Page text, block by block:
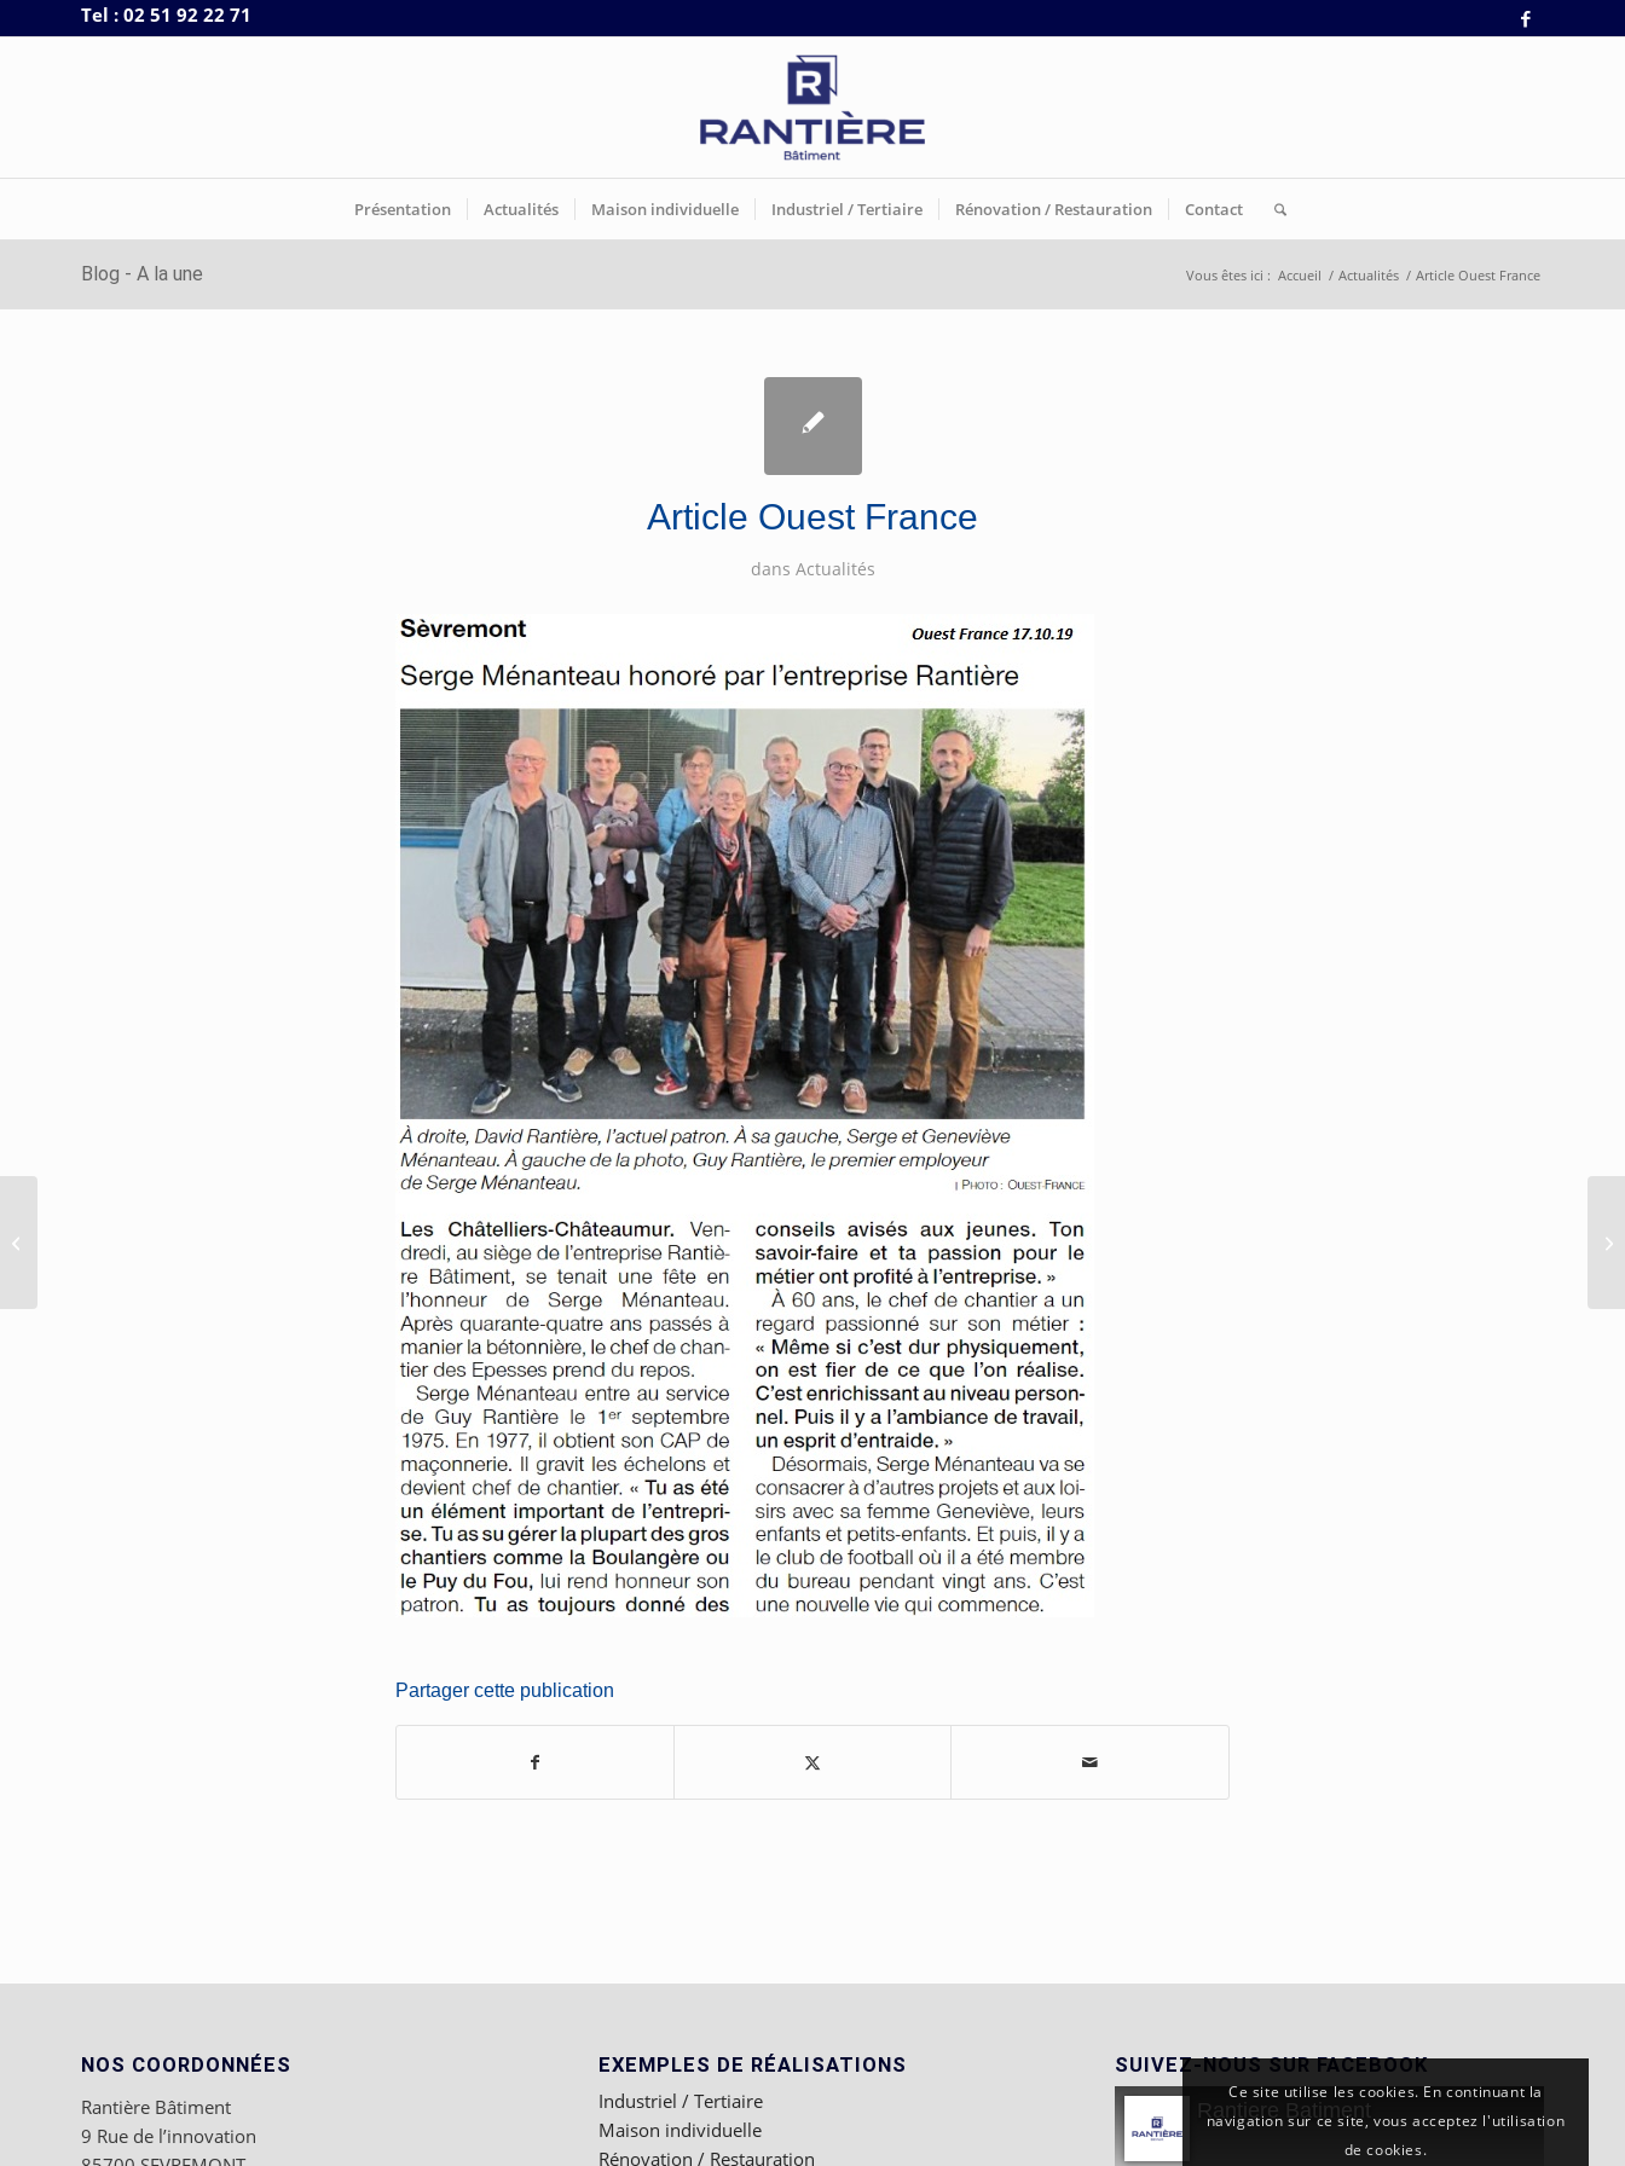
Tel : 02 51 92 22 71
Présentation Actualités Maison individuelle Industriel / Tertiaire Rénovation / Restauration Contact
Blog - A la une Vous êtes ici : Accueil / Actualités / Article Ouest France
Article Ouest France
dans Actualités
Partager cette publication
NOS COORDONNÉES
Rantière Bâtiment
9 Rue de l’innovation
EXEMPLES DE RÉALISATIONS
Industriel / Tertiaire
Maison individuelle
Rénovation / Restauration
SUIVEZ-NOUS SUR FACEBOOK
Rantiere Batiment
Ce site utilise les cookies. En continuant la
navigation sur ce site, vous acceptez l'utilisation
de cookies.